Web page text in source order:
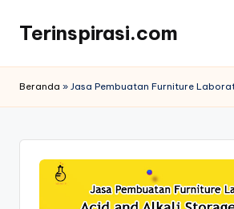
content
Terinspirasi.com
Terkini
Beranda » Jasa Pembuatan Furniture